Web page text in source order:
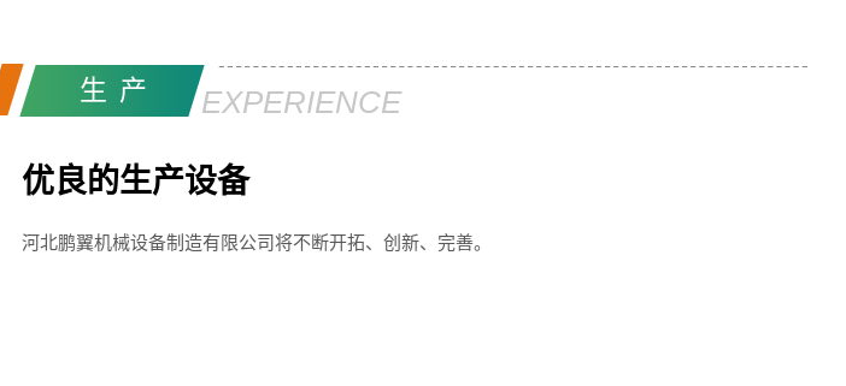
生产 EXPERIENCE
优良的生产设备
河北鹏翼机械设备制造有限公司将不断开拓、创新、完善。